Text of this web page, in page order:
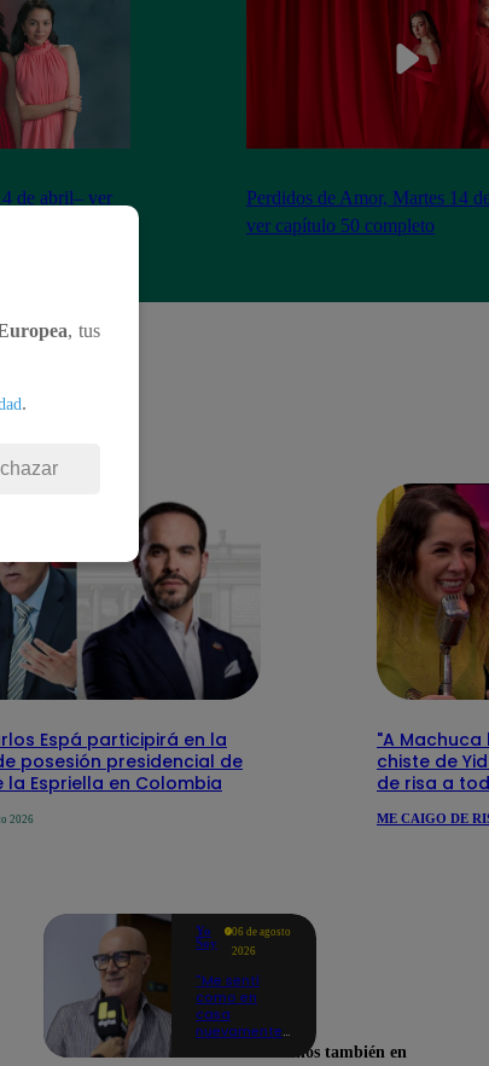
de abril– ver
Perdidos de Amor, Martes 14
ver capítulo 50 completo
Espá participirá en la
posesión presidencial de
Espriella en Colombia
2026
"A Machuca
chiste de
de risa a
ME CAIGO DE
Yo
Soy
06 de agosto
2026
"Me sentí
como en
casa
nuevamente":
, tus
.
Encuéntranos también en